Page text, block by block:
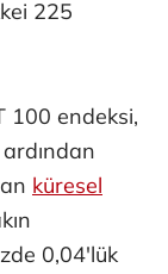
225
100 endeksi,
küresel
0,04'lük